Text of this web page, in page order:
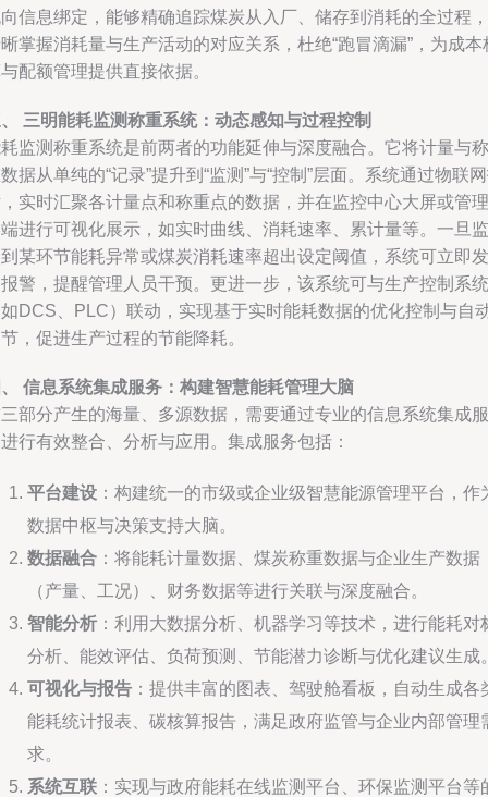
信息绑定，能够精确追踪煤炭从入厂、储存到消耗的全过程，
掌握消耗量与生产活动的对应关系，杜绝“跑冒滴漏”，为成本
配额管理提供直接依据。
三明能耗监测称重系统：动态感知与过程控制
监测称重系统是前两者的功能延伸与深度融合。它将计量与称
据从单纯的“记录”提升到“监测”与“控制”层面。系统通过物联
实时汇聚各计量点和称重点的数据，并在监控中心大屏或管理
进行可视化展示，如实时曲线、消耗速率、累计量等。一旦监
某环节能耗异常或煤炭消耗速率超出设定阈值，系统可立即发
警，提醒管理人员干预。更进一步，该系统可与生产控制系统
DCS、PLC）联动，实现基于实时能耗数据的优化控制与自
，促进生产过程的节能降耗。
信息系统集成服务：构建智慧能耗管理大脑
部分产生的海量、多源数据，需要通过专业的信息系统集成服
行有效整合、分析与应用。集成服务包括：
平台建设 ：构建统一的市级或企业级智慧能源管理平台，作
数据中枢与决策支持大脑。
数据融合 ：将能耗计量数据、煤炭称重数据与企业生产数据
（产量、工况）、财务数据等进行关联与深度融合。
智能分析 ：利用大数据分析、机器学习等技术，进行能耗对
分析、能效评估、负荷预测、节能潜力诊断与优化建议生成
可视化与报告 ：提供丰富的图表、驾驶舱看板，自动生成各
能耗统计报表、碳核算报告，满足政府监管与企业内部管理
求。
系统互联 ：实现与政府能耗在线监测平台、环保监测平台等